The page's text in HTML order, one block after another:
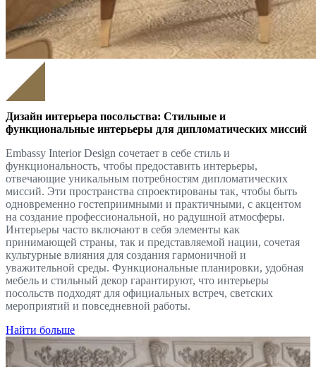
Дизайн интерьера посольства: Стильные и
функциональные интерьеры для дипломатических миссий
Embassy Interior Design сочетает в себе стиль и
функциональность, чтобы предоставить интерьеры,
отвечающие уникальным потребностям дипломатических
миссий. Эти пространства спроектированы так, чтобы быть
одновременно гостеприимными и практичными, с акцентом
на создание профессиональной, но радушной атмосферы.
Интерьеры часто включают в себя элементы как
принимающей страны, так и представляемой нации, сочетая
культурные влияния для создания гармоничной и
уважительной среды. Функциональные планировки, удобная
мебель и стильный декор гарантируют, что интерьеры
посольств подходят для официальных встреч, светских
мероприятий и повседневной работы.
Найти больше